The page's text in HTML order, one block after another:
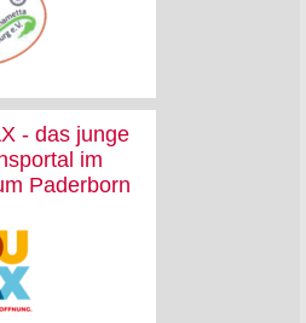
- das junge
im
Paderborn